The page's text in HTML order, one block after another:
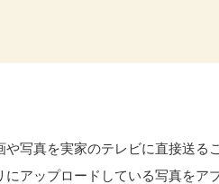
写真を実家のテレビに直接送る
アップロードしている写真を